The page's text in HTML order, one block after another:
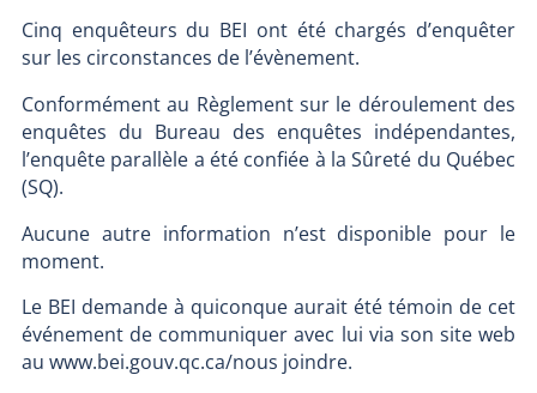
Cinq enquêteurs du BEI ont été chargés d’enquêter
sur les circonstances de l’évènement.
Conformément au Règlement sur le déroulement des
enquêtes du Bureau des enquêtes indépendantes,
l’enquête parallèle a été confiée à la Sûreté du Québec
(SQ).
Aucune autre information n’est disponible pour le
moment.
Le BEI demande à quiconque aurait été témoin de cet
événement de communiquer avec lui via son site web
au www.bei.gouv.qc.ca/nous joindre.